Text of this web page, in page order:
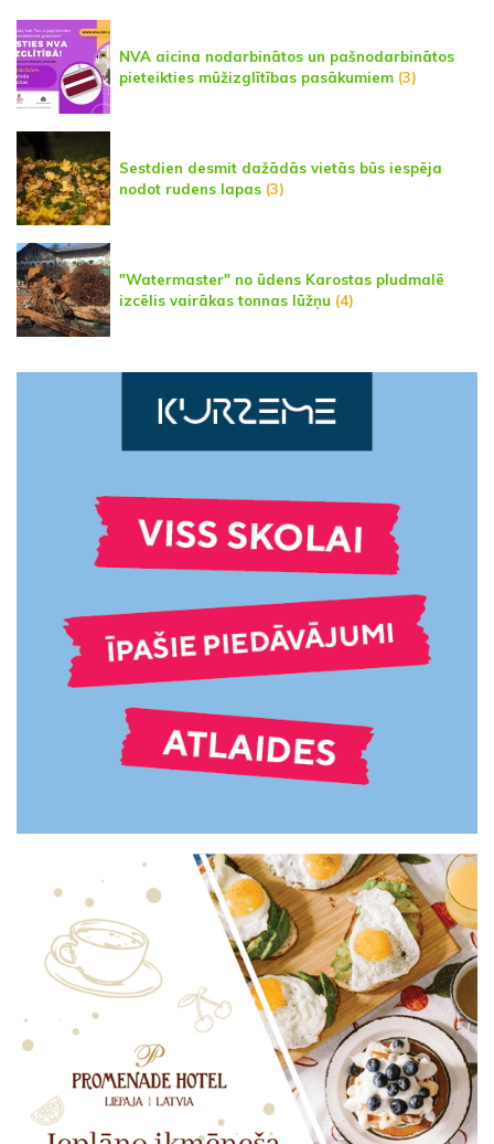
NVA aicina nodarbinātos un pašnodarbinātos
pieteikties mūžizglītības pasākumiem (3)
Sestdien desmit dažādās vietās būs iespēja
nodot rudens lapas (3)
"Watermaster" no ūdens Karostas pludmalē
izcēlis vairākas tonnas lūžņu (4)